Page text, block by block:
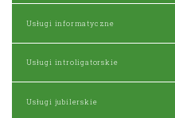
Usługi informatyczne
Usługi introligatorskie
Usługi jubilerskie